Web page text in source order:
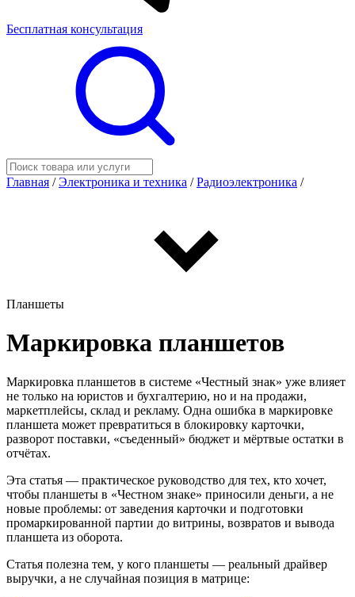
Бесплатная консультация
Главная / Электроника и техника / Радиоэлектроника /
Планшеты
Маркировка планшетов
Маркировка планшетов в системе «Честный знак» уже влияет
не только на юристов и бухгалтерию, но и на продажи,
маркетплейсы, склад и рекламу. Одна ошибка в маркировке
планшета может превратиться в блокировку карточки,
разворот поставки, «съеденный» бюджет и мёртвые остатки в
отчётах.
Эта статья — практическое руководство для тех, кто хочет,
чтобы планшеты в «Честном знаке» приносили деньги, а не
новые проблемы: от заведения карточки и подготовки
промаркированной партии до витрины, возвратов и вывода
планшета из оборота.
Статья полезна тем, у кого планшеты — реальный драйвер
выручки, а не случайная позиция в матрице: